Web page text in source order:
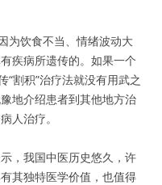
为饮食不当、情绪波动大
疾病所遗传的。如果一个
“割积”治疗法就没有用武之
地介绍患者到其他地方治
人治疗。
，我国中医历史悠久，许
其独特医学价值，也值得